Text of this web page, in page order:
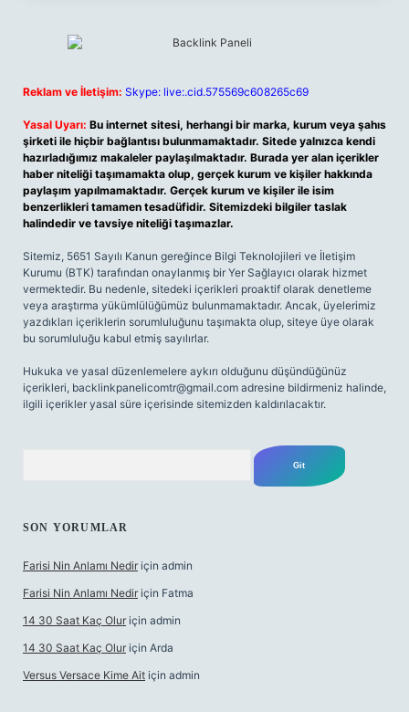
Reklam ve İletişim: Skype: live:.cid.575569c608265c69
Yasal Uyarı: Bu internet sitesi, herhangi bir marka, kurum veya şahıs
şirketi ile hiçbir bağlantısı bulunmamaktadır. Sitede yalnızca kendi
hazırladığımız makaleler paylaşılmaktadır. Burada yer alan içerikler
haber niteliği taşımamakta olup, gerçek kurum ve kişiler hakkında
paylaşım yapılmamaktadır. Gerçek kurum ve kişiler ile isim
benzerlikleri tamamen tesadüfidir. Sitemizdeki bilgiler taslak
halindedir ve tavsiye niteliği taşımazlar.
Sitemiz, 5651 Sayılı Kanun gereğince Bilgi Teknolojileri ve İletişim
Kurumu (BTK) tarafından onaylanmış bir Yer Sağlayıcı olarak hizmet
vermektedir. Bu nedenle, sitedeki içerikleri proaktif olarak denetleme
veya araştırma yükümlülüğümüz bulunmamaktadır. Ancak, üyelerimiz
yazdıkları içeriklerin sorumluluğunu taşımakta olup, siteye üye olarak
bu sorumluluğu kabul etmiş sayılırlar.
Hukuka ve yasal düzenlemelere aykırı olduğunu düşündüğünüz
içerikleri, backlinkpanelicomtr@gmail.com adresine bildirmeniz halinde,
ilgili içerikler yasal süre içerisinde sitemizden kaldırılacaktır.
SON YORUMLAR
Farisi Nin Anlamı Nedir için admin
Farisi Nin Anlamı Nedir için Fatma
14 30 Saat Kaç Olur için admin
14 30 Saat Kaç Olur için Arda
Versus Versace Kime Ait için admin